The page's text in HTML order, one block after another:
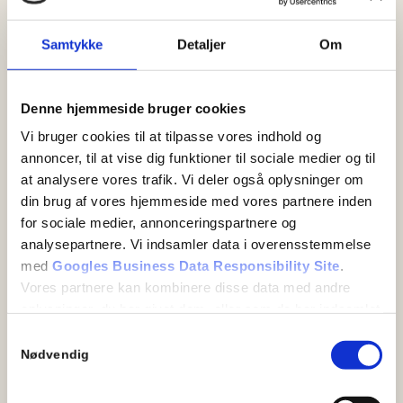
Samtykke Detaljer Om
Denne hjemmeside bruger cookies
Vi bruger cookies til at tilpasse vores indhold og
annoncer, til at vise dig funktioner til sociale medier og til
at analysere vores trafik. Vi deler også oplysninger om
din brug af vores hjemmeside med vores partnere inden
for sociale medier, annonceringspartnere og
analysepartnere. Vi indsamler data i overensstemmelse
med Googles Business Data Responsibility Site.
Vores partnere kan kombinere disse data med andre
Nødvendig
STATS- OG MILJØAFGIFT: 150 KR. INKL
MOMS
og bortskaffelse af affald i overensstemmelse med
miljølovgivningen. Beløbet inkluderer også emballage- og
energitillæg, der kompenserer for stigende energi- og
ressourceomkostninger, samt krav til lovpligtig
kvalitetssikring og nødvendige hjælpematerialer for sikker
og ansvarlig opgaveløsning.
TILLÆG FOR MONTERING AF
KUNDENS EGNE MATERIALER: 375 KR.